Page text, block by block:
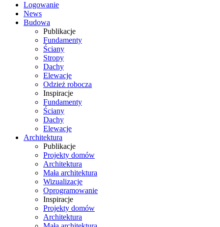
Logowanie
News
Budowa
Publikacje
Fundamenty
Ściany
Stropy
Dachy
Elewacje
Odzież robocza
Inspiracje
Fundamenty
Ściany
Dachy
Elewacje
Architektura
Publikacje
Projekty domów
Architektura
Mała architektura
Wizualizacje
Oprogramowanie
Inspiracje
Projekty domów
Architektura